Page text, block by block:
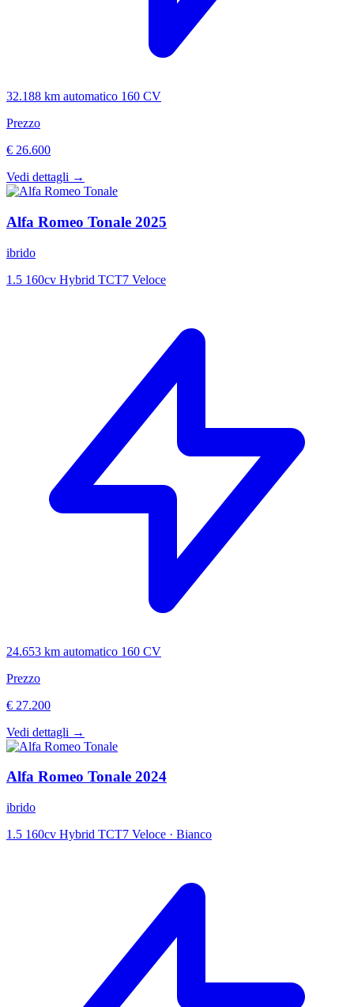
32.188 km automatico 160 CV
Prezzo
€ 26.600
Vedi dettagli →
Alfa Romeo Tonale 2025
ibrido
1.5 160cv Hybrid TCT7 Veloce
24.653 km automatico 160 CV
Prezzo
€ 27.200
Vedi dettagli →
Alfa Romeo Tonale 2024
ibrido
1.5 160cv Hybrid TCT7 Veloce · Bianco